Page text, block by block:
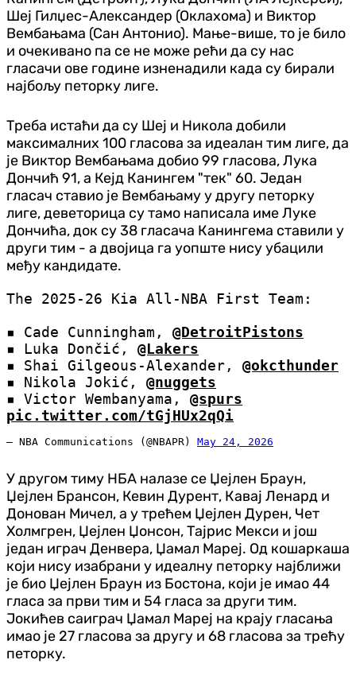
Шеј Гилџес-Александер (Оклахома) и Виктор
Вембањама (Сан Антонио). Мање-више, то је било
и очекивано па се не може рећи да су нас
гласачи ове године изненадили када су бирали
најбољу петорку лиге.
Треба истаћи да су Шеј и Никола добили
максималних 100 гласова за идеалан тим лиге, да
је Виктор Вембањама добио 99 гласова, Лука
Дончић 91, а Кејд Канингем "тек" 60. Један
гласач ставио је Вембањаму у другу петорку
лиге, деветорица су тамо написала име Луке
Дончића, док су 38 гласача Канингема ставили у
други тим - а двојица га уопште нису убацили
међу кандидате.
The 2025-26 Kia All-NBA First Team:
▪️ Cade Cunningham, @DetroitPistons
▪️ Luka Dončić, @Lakers
▪️ Shai Gilgeous-Alexander, @okcthunder
▪️ Nikola Jokić, @nuggets
▪️ Victor Wembanyama, @spurs
pic.twitter.com/tGjHUx2qQi
— NBA Communications (@NBAPR) May 24, 2026
У другом тиму НБА налазе се Џејлен Браун,
Џејлен Брансон, Кевин Дурент, Кавај Ленард и
Донован Мичел, а у трећем Џејлен Дурен, Чет
Холмгрен, Џејлен Џонсон, Тајрис Мекси и још
један играч Денвера, Џамал Мареј. Од кошаркаша
који нису изабрани у идеалну петорку најближи
је био Џејлен Браун из Бостона, који је имао 44
гласа за први тим и 54 гласа за други тим.
Јокићев саиграч Џамал Мареј на крају гласања
имао је 27 гласова за другу и 68 гласова за трећу
петорку.